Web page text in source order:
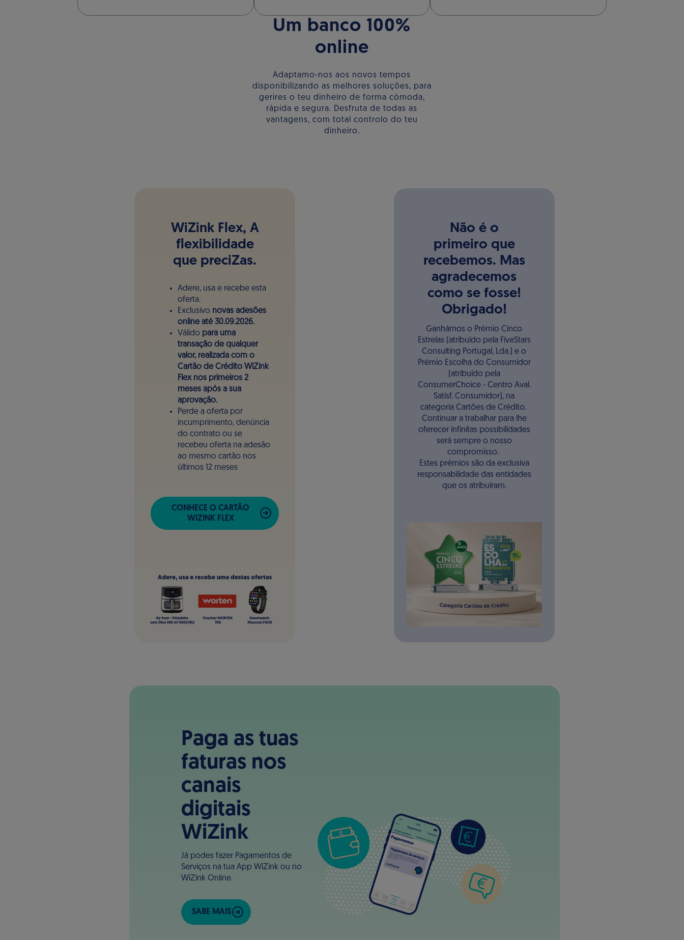
Um banco 100%
online
Adaptamo-nos aos novos tempos
disponibilizando as melhores soluções, para
gerires o teu dinheiro de forma cómoda,
rápida e segura. Desfruta de todas as
vantagens, com total controlo do teu
dinheiro.
WiZink Flex, A
flexibilidade
que preciZas.
Adere, usa e recebe esta
oferta.
Exclusivo novas adesões
online até 30.09.2026.
Válido para uma
transação de qualquer
valor, realizada com o
Cartão de Crédito WiZink
Flex nos primeiros 2
meses após a sua
aprovação.
Perde a oferta por
incumprimento, denúncia
do contrato ou se
recebeu oferta na adesão
ao mesmo cartão nos
últimos 12 meses
CONHECE O CARTÃO
WIZINK FLEX
Não é o
primeiro que
recebemos. Mas
agradecemos
como se fosse!
Obrigado!​
Ganhámos o Prémio Cinco
Estrelas (atribuído pela FiveStars
Consulting Portugal, Lda.) e o
Prémio Escolha do Consumidor
(atribuído pela
ConsumerChoice - Centro Aval.
Satisf. Consumidor), na
categoria Cartões de Crédito. ​
Continuar a trabalhar para lhe
oferecer infinitas possibilidades
será sempre o nosso
compromisso. ​
Estes prémios são da exclusiva
responsabilidade das entidades
que os atribuíram.
Paga as tuas
faturas nos
canais
digitais
WiZink
Já podes fazer Pagamentos de
Serviços na tua App WiZink ou no
WiZink Online.
SABE MAIS